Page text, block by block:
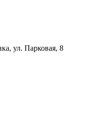
ул. Парковая, 8